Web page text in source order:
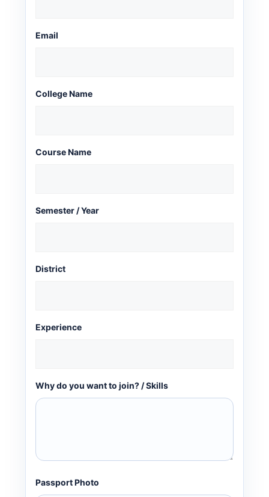
Email
College Name
Course Name
Semester / Year
District
Experience
Why do you want to join? / Skills
Passport Photo